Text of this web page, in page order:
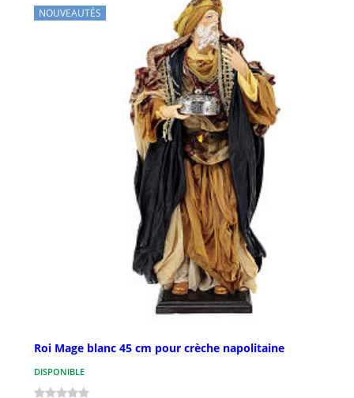
NOUVEAUTÉS
Roi Mage blanc 45 cm pour crèche napolitaine
DISPONIBLE